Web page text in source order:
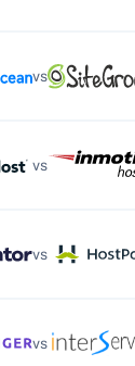
vs
vs
vs
vs